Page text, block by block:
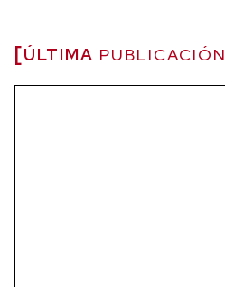
ÚLTIMA PUBLICACIÓN